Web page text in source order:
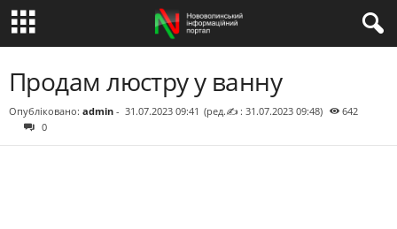
Продам люстру у ванну
Опубліковано: admin - 31.07.2023 09:41 (ред.✍ : 31.07.2023 09:48)
642
0